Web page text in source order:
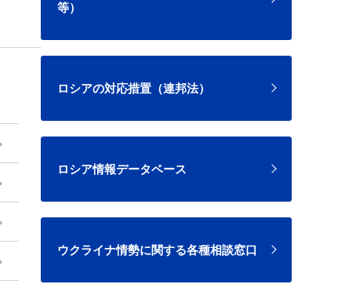
等）
ロシアの対応措置（連邦法）
ロシア情報データベース
ウクライナ情勢に関する各種相談窓口